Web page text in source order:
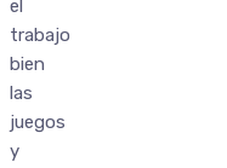
el
trabajo
bien
las
juegos
y